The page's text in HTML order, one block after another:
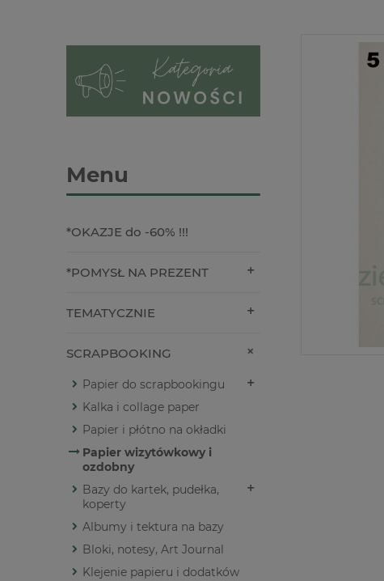
Menu
*OKAZJE do -60% !!!
*POMYSŁ NA PREZENT
TEMATYCZNIE
SCRAPBOOKING
Papier do scrapbookingu
Kalka i collage paper
Papier i płótno na okładki
Papier wizytówkowy i
ozdobny
Bazy do kartek, pudełka,
koperty
Albumy i tektura na bazy
Bloki, notesy, Art Journal
Klejenie papieru i dodatków